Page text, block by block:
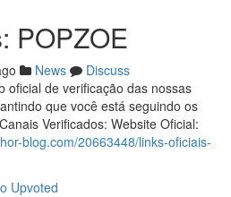
POPZOE
News
Discuss
oficial de verificação das nossas
que você está seguindo os
Verificados: Website Oficial:
blog.com/20663448/links-oficiais-
Upvoted